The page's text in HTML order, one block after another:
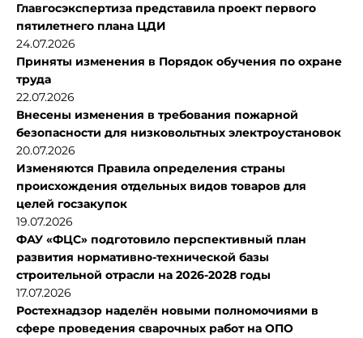
Главгосэкспертиза представила проект первого
пятилетнего плана ЦДИ
24.07.2026
Приняты изменения в Порядок обучения по охране
труда
22.07.2026
Внесены изменения в требования пожарной
безопасности для низковольтных электроустановок
20.07.2026
Изменяются Правила определения страны
происхождения отдельных видов товаров для
целей госзакупок
19.07.2026
ФАУ «ФЦС» подготовило перспективный план
развития нормативно-технической базы
строительной отрасли на 2026-2028 годы
17.07.2026
Ростехнадзор наделён новыми полномочиями в
сфере проведения сварочных работ на ОПО